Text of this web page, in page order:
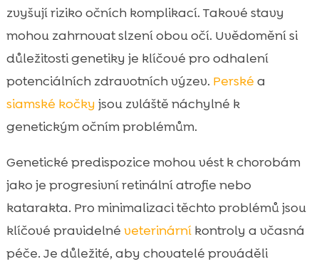
zvyšují riziko očních komplikací. Takové stavy
mohou zahrnovat slzení obou očí. Uvědomění si
důležitosti genetiky je klíčové pro odhalení
potenciálních zdravotních výzev. Perské a
siamské kočky jsou zvláště náchylné k
genetickým očním problémům.
Genetické predispozice mohou vést k chorobám
jako je progresivní retinální atrofie nebo
katarakta. Pro minimalizaci těchto problémů jsou
klíčové pravidelné veterinárníkontroly a včasná
péče. Je důležité, aby chovatelé prováděli